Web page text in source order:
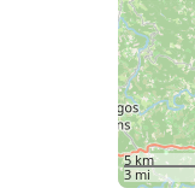
5 km
3 mi